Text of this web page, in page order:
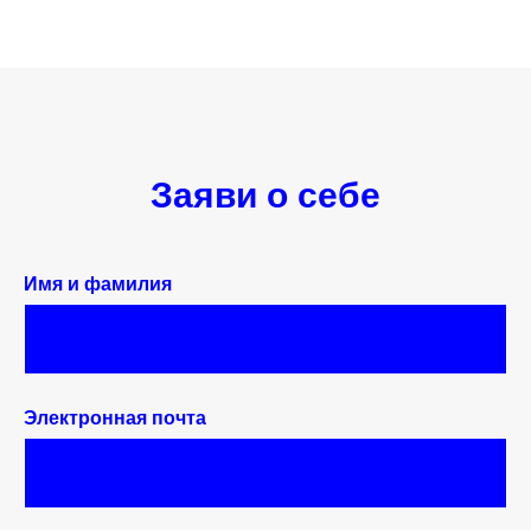
Заяви о себе
Имя и фамилия
Электронная почта